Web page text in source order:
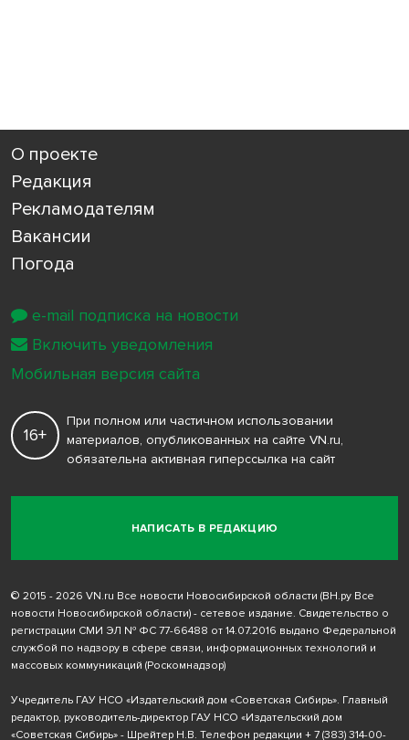
О проекте
Редакция
Рекламодателям
Вакансии
Погода
НАПИСАТЬ В РЕДАКЦИЮ
16+
При полном или частичном использовании
материалов, опубликованных на сайте VN.ru,
обязательна активная гиперссылка на сайт
© 2015 - 2026 VN.ru Все новости Новосибирской области (ВН.ру Все
новости Новосибирской области) - сетевое издание. Свидетельство о
регистрации СМИ ЭЛ № ФС 77-66488 от 14.07.2016 выдано Федеральной
службой по надзору в сфере связи, информационных технологий и
массовых коммуникаций (Роскомнадзор)
Учредитель ГАУ НСО «Издательский дом «Советская Сибирь». Главный
редактор, руководитель-директор ГАУ НСО «Издательский дом
«Советская Сибирь» - Шрейтер Н.В. Телефон редакции + 7 (383) 314-00-
e-mail подписка на новости
Включить уведомления
Мобильная версия сайта